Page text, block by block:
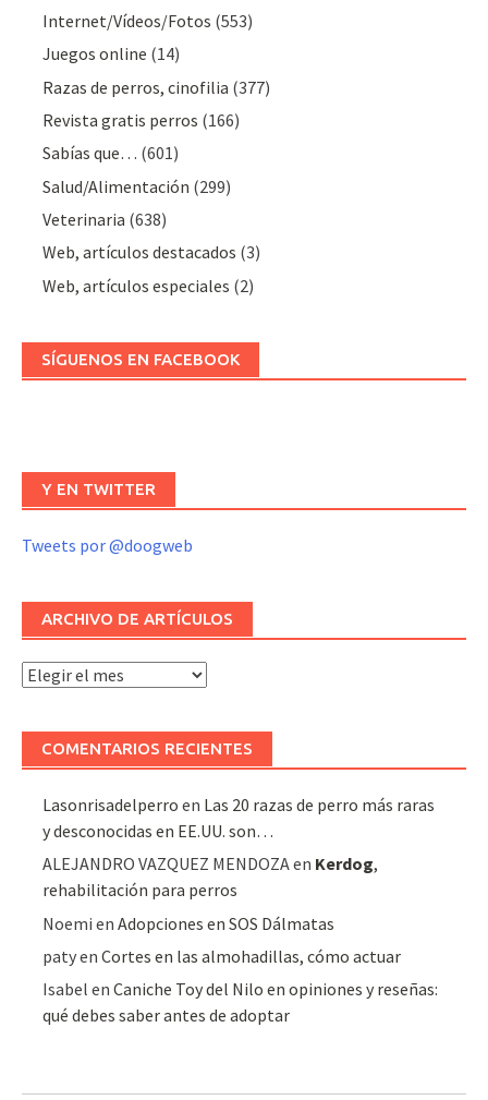
Internet/Vídeos/Fotos (553)
Juegos online (14)
Razas de perros, cinofilia (377)
Revista gratis perros (166)
Sabías que… (601)
Salud/Alimentación (299)
Veterinaria (638)
Web, artículos destacados (3)
Web, artículos especiales (2)
SÍGUENOS EN FACEBOOK
Y EN TWITTER
Tweets por @doogweb
ARCHIVO DE ARTÍCULOS
Archivo
COMENTARIOS RECIENTES
Lasonrisadelperro en Las 20 razas de perro más raras
y desconocidas en EE.UU. son…
ALEJANDRO VAZQUEZ MENDOZAen Kerdog,
rehabilitación para perros
Noemi enAdopciones en SOS Dálmatas
patyenCortes en las almohadillas, cómo actuar
Isabel enCaniche Toy del Nilo en opiniones y reseñas:
qué debes saber antes de adoptar